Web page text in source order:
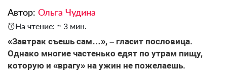
Автор: Ольга Чудина
На чтение: ≈ 3 мин.
«Завтрак съешь сам…», – гласит пословица.
Однако многие частенько едят по утрам пищу,
которую и «врагу» на ужин не пожелаешь.